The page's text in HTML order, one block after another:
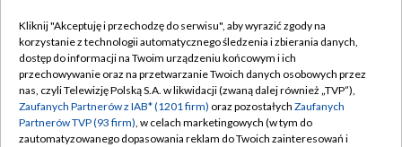
TVP
Abonament TVP
Emisja w TVP
Centrum informacji TVP
Regulamin TVP
Polityka prywatności
Moje zgody
Kliknij "Akceptuję i przechodzę do serwisu", aby wyrazić zgody na
korzystanie z technologii automatycznego śledzenia i zbierania danych,
dostęp do informacji na Twoim urządzeniu końcowym i ich
przechowywanie oraz na przetwarzanie Twoich danych osobowych przez
nas, czyli Telewizję Polską S.A. w likwidacji (zwaną dalej również „TVP”),
Zaufanych Partnerów z IAB* (1201 firm) oraz pozostałych Zaufanych
Partnerów TVP (93 firm), w celach marketingowych (w tym do
zautomatyzowanego dopasowania reklam do Twoich zainteresowań i